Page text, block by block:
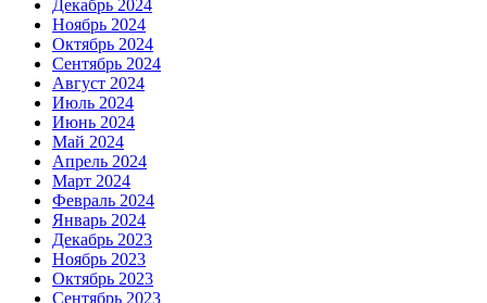
Декабрь 2024
Ноябрь 2024
Октябрь 2024
Сентябрь 2024
Август 2024
Июль 2024
Июнь 2024
Май 2024
Апрель 2024
Март 2024
Февраль 2024
Январь 2024
Декабрь 2023
Ноябрь 2023
Октябрь 2023
Сентябрь 2023